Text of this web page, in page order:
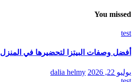
You missed
test
أفضل وصفات البيتزا لتحضيرها في المنزل
يوليو 22, 2026
dalia helmy